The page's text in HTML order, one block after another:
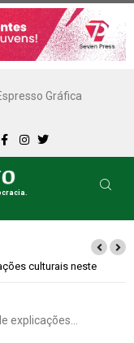
Gráfica
um suspense
explicações…